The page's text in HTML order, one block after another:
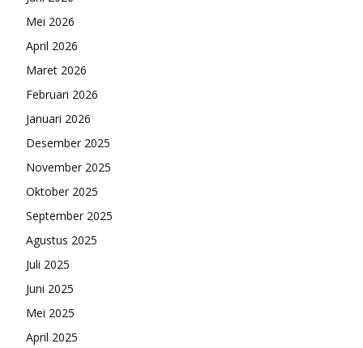
Mei 2026
April 2026
Maret 2026
Februari 2026
Januari 2026
Desember 2025
November 2025
Oktober 2025
September 2025
Agustus 2025
Juli 2025
Juni 2025
Mei 2025
April 2025